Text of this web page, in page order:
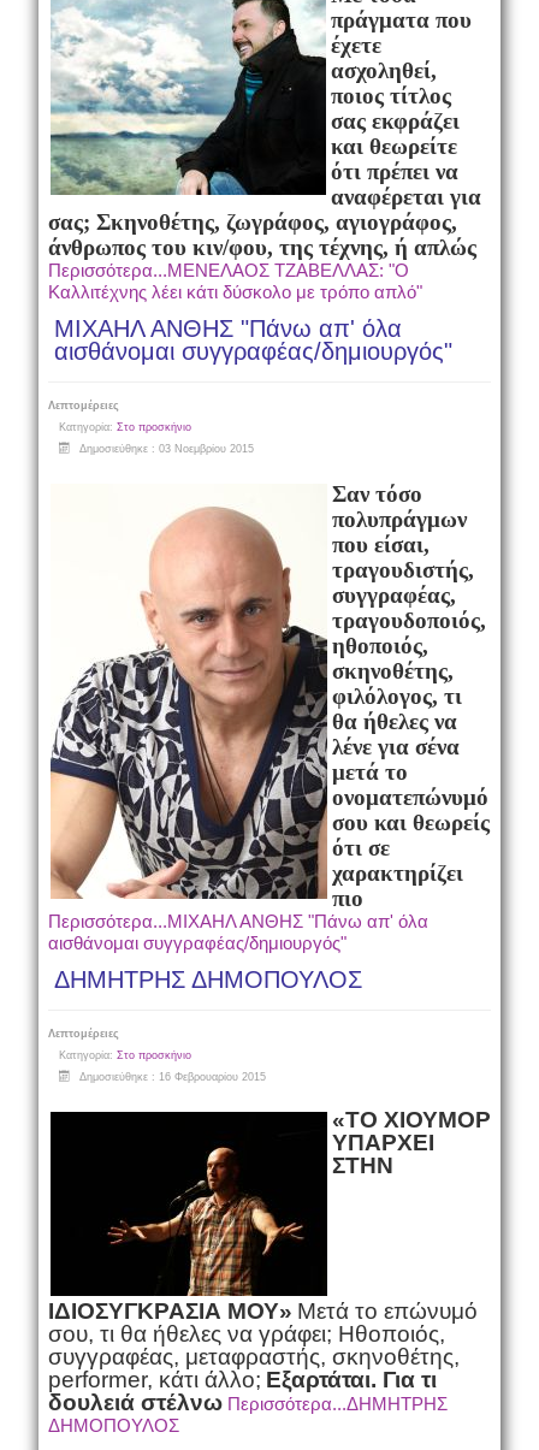
πράγματα που
έχετε
ασχοληθεί,
ποιος τίτλος
σας εκφράζει
και θεωρείτε
ότι πρέπει να
αναφέρεται για
σας; Σκηνοθέτης, ζωγράφος, αγιογράφος,
άνθρωπος του κιν/φου, της τέχνης, ή απλώς
Περισσότερα...ΜΕΝΕΛΑΟΣ ΤΖΑΒΕΛΛΑΣ: "Ο
Καλλιτέχνης λέει κάτι δύσκολο με τρόπο απλό"
ΜΙΧΑΗΛ ΑΝΘΗΣ "Πάνω απ' όλα
αισθάνομαι συγγραφέας/δημιουργός"
Λεπτομέρειες
Κατηγορία: Στο προσκήνιο
Δημοσιεύθηκε : 03 Νοεμβρίου 2015
Σαν τόσο
πολυπράγμων
που είσαι,
τραγουδιστής,
συγγραφέας,
τραγουδοποιός,
ηθοποιός,
σκηνοθέτης,
φιλόλογος, τι
θα ήθελες να
λένε για σένα
μετά το
ονοματεπώνυμό
σου και θεωρείς
ότι σε
χαρακτηρίζει
πιο
Περισσότερα...ΜΙΧΑΗΛ ΑΝΘΗΣ "Πάνω απ' όλα
αισθάνομαι συγγραφέας/δημιουργός"
ΔΗΜΗΤΡΗΣ ΔΗΜΟΠΟΥΛΟΣ
Λεπτομέρειες
Κατηγορία: Στο προσκήνιο
Δημοσιεύθηκε : 16 Φεβρουαρίου 2015
«ΤΟ ΧΙΟΥΜΟΡ
ΥΠΑΡΧΕΙ
ΣΤΗΝ
ΙΔΙΟΣΥΓΚΡΑΣΙΑ ΜΟΥ» Μετά το επώνυμό
σου, τι θα ήθελες να γράφει; Ηθοποιός,
συγγραφέας, μεταφραστής, σκηνοθέτης,
performer, κάτι άλλο; Εξαρτάται. Για τι
δουλειά στέλνω Περισσότερα...ΔΗΜΗΤΡΗΣ
ΔΗΜΟΠΟΥΛΟΣ